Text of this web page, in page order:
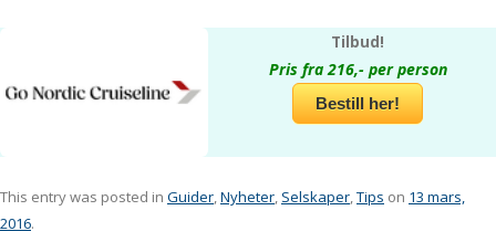
Tilbud!
Pris fra 216,- per person
Bestill her!
This entry was posted in Guider,Nyheter, Selskaper,Tips on 13 mars,
2016.